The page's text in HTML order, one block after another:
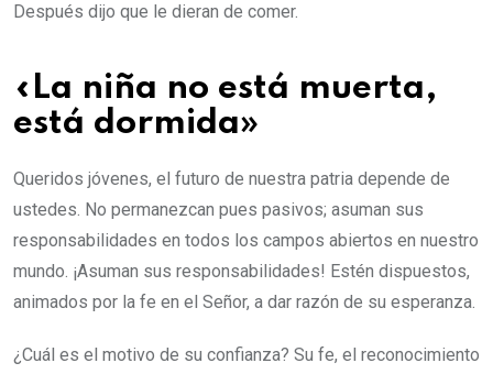
Después dijo que le dieran de comer.
«La niña no está muerta,
está dormida»
Queridos jóvenes, el futuro de nuestra patria depende de
ustedes. No permanezcan pues pasivos; asuman sus
responsabilidades en todos los campos abiertos en nuestro
mundo. ¡Asuman sus responsabilidades! Estén dispuestos,
animados por la fe en el Señor, a dar razón de su esperanza.
¿Cuál es el motivo de su confianza? Su fe, el reconocimiento